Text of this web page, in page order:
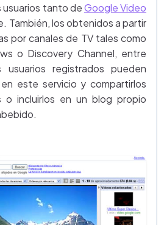
tanto deGoogle Video
También, los obtenidos a partir
por canales de TV tales como
o Discovery Channel, entre
usuarios registrados pueden
este servicio y compartirlos
o incluirlos en un blog propio